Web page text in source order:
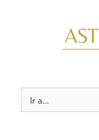
Ir a...